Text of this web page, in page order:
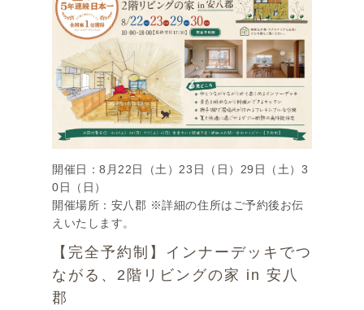
開催日：8月22日（土）23日（日）29日（土）3
0日（日）
開催場所：安八郡 ※詳細の住所はご予約後お伝
えいたします。
【完全予約制】インナーデッキでつ
ながる、2階リビングの家 in 安八
郡